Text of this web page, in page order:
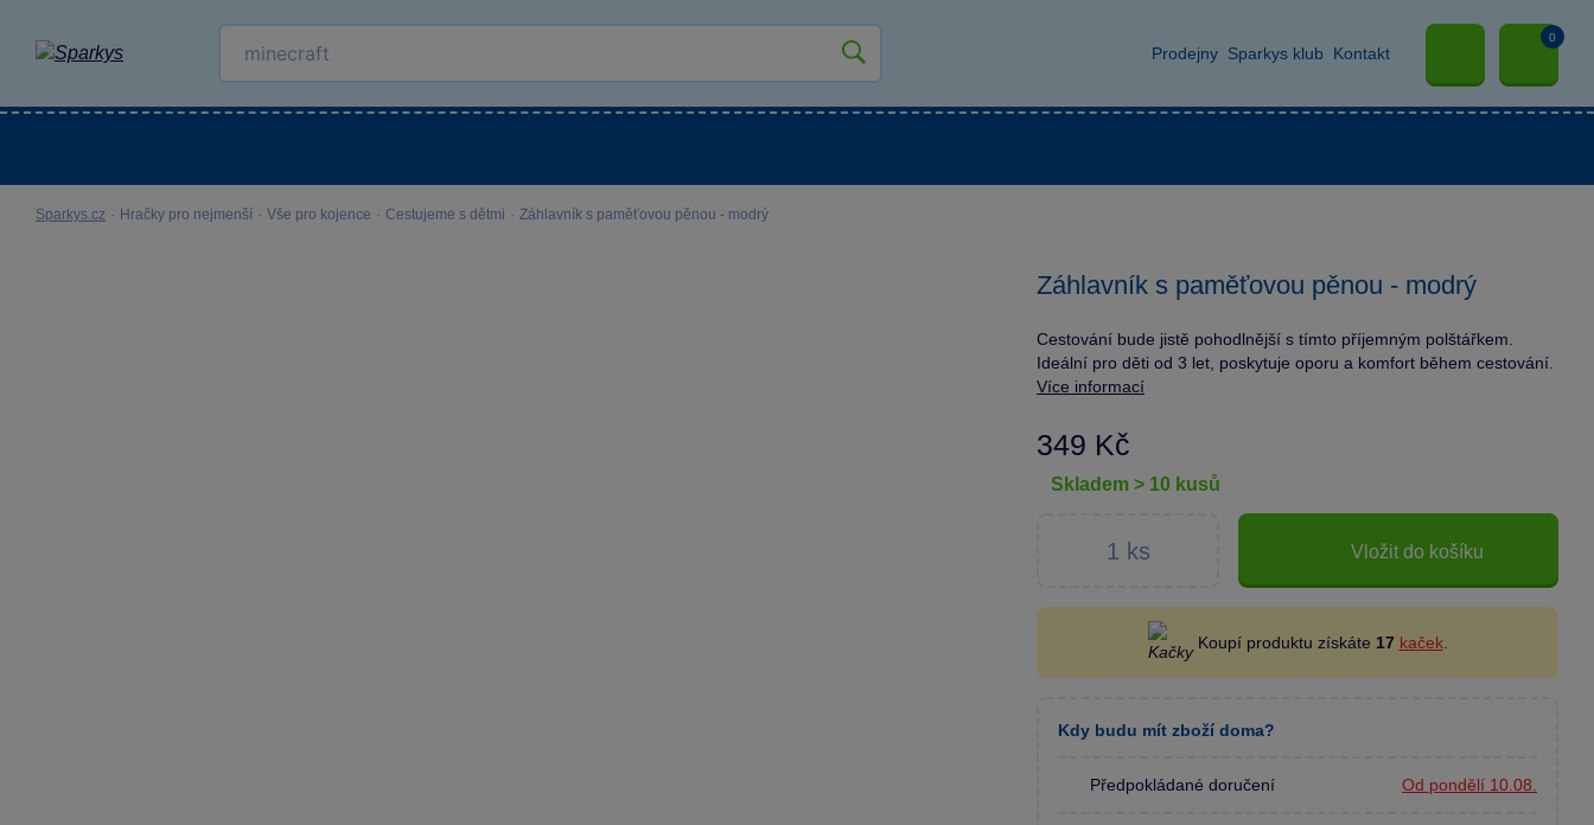
Prodejny Sparkys klub Kontakt
0
Sparkys.cz · Hračky pro nejmenší · Vše pro kojence · Cestujeme s dětmi · Záhlavník s paměťovou pěnou - modrý
Záhlavník s paměťovou pěnou - modrý
Cestování bude jistě pohodlnější s tímto příjemným polštářkem.
Ideální pro děti od 3 let, poskytuje oporu a komfort během cestování.
Více informací
349 Kč
skladem > 10 kusů
Vložit do košíku
Koupí produktu získáte 17 kaček.
Kdy budu mít zboží doma?
Předpokládané doručení Od pondělí 10.08.